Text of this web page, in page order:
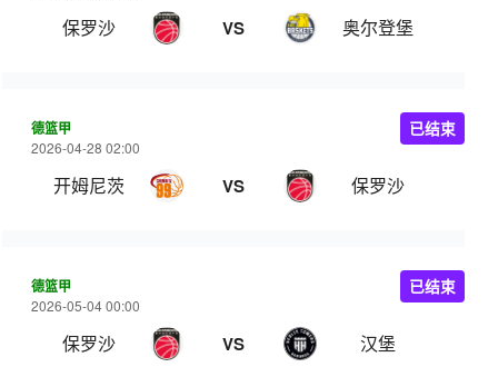
保罗沙 VS 奥尔登堡
德篮甲
2026-04-28 02:00
开姆尼茨 VS 保罗沙
已结束
德篮甲
2026-05-04 00:00
保罗沙 VS 汉堡
已结束